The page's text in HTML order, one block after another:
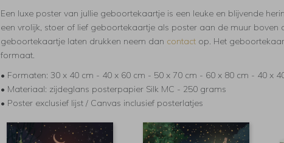
Een luxe poster van jullie geboortekaartje is een leuke en blijvende
een vrolijk, stoer of lief geboortekaartje als poster aan de muur
geboortekaartje laten drukken neem dan contact op. Het
formaat.
• Formaten: 30 x 40 cm - 40 x 60 cm - 50 x 70 cm - 60 x 80 cm - 40 x
• Materiaal: zijdeglans posterpapier Silk MC - 250 grams
• Poster exclusief lijst / Canvas inclusief posterlatjes